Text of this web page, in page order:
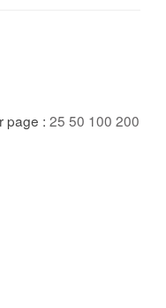
page : 25 50 100 200